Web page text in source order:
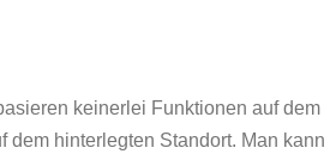
keinerlei Funktionen auf dem
dem hinterlegten Standort. Man kann